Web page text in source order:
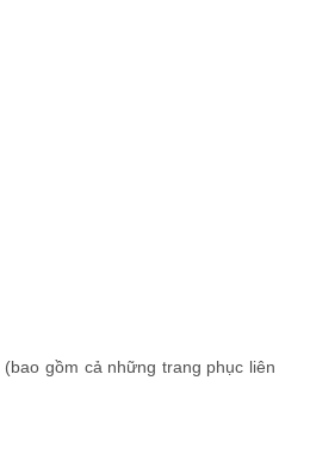
(bao gồm cả những trang phục liên